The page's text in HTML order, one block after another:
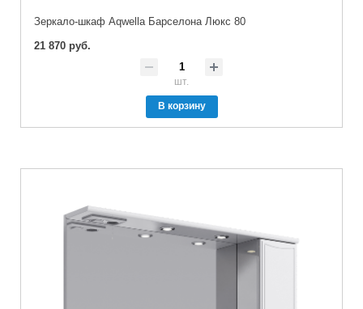
Зеркало-шкаф Aqwella Барселона Люкс 80
21 870 руб.
шт.
В корзину